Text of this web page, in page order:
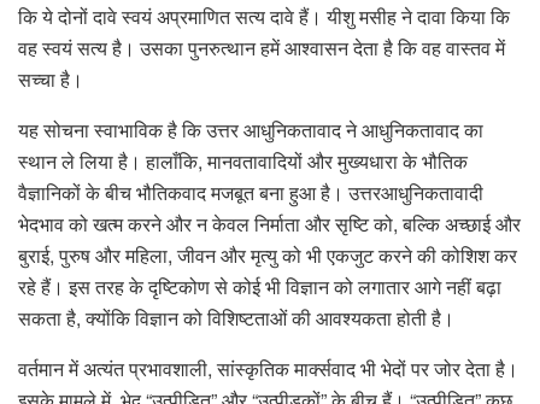
कि ये दोनों दावे स्वयं अप्रमाणित सत्य दावे हैं। यीशु मसीह ने दावा किया कि
वह स्वयं सत्य है। उसका पुनरुत्थान हमें आश्वासन देता है कि वह वास्तव में
सच्चा है।
यह सोचना स्वाभाविक है कि उत्तर आधुनिकतावाद ने आधुनिकतावाद का
स्थान ले लिया है। हालाँकि, मानवतावादियों और मुख्यधारा के भौतिक
वैज्ञानिकों के बीच भौतिकवाद मजबूत बना हुआ है। उत्तरआधुनिकतावादी
भेदभाव को खत्म करने और न केवल निर्माता और सृष्टि को, बल्कि अच्छाई और
बुराई, पुरुष और महिला, जीवन और मृत्यु को भी एकजुट करने की कोशिश कर
रहे हैं। इस तरह के दृष्टिकोण से कोई भी विज्ञान को लगातार आगे नहीं बढ़ा
सकता है, क्योंकि विज्ञान को विशिष्टताओं की आवश्यकता होती है।
वर्तमान में अत्यंत प्रभावशाली, सांस्कृतिक मार्क्सवाद भी भेदों पर जोर देता है।